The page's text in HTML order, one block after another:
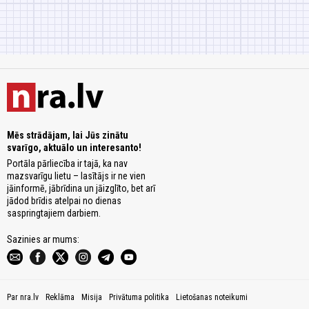
Mēs strādājam, lai Jūs zinātu
svarīgo, aktuālo un interesanto!
Portāla pārliecība ir tajā, ka nav
mazsvarīgu lietu – lasītājs ir ne vien
jāinformē, jābrīdina un jāizglīto, bet arī
jādod brīdis atelpai no dienas
saspringtajiem darbiem.
Sazinies ar mums:
Par nra.lv Reklāma Misija Privātuma politika Lietošanas noteikumi